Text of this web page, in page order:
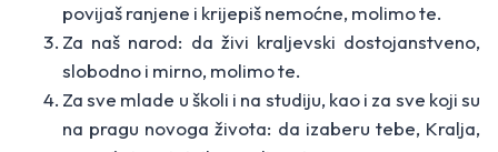
povijaš ranjene i krijepiš nemoćne, molimo te.
Za naš narod: da živi kraljevski dostojanstveno,
slobodno i mirno, molimo te.
Za sve mlade u školi i na studiju, kao i za sve koji su
na pragu novoga života: da izaberu tebe, Kralja,